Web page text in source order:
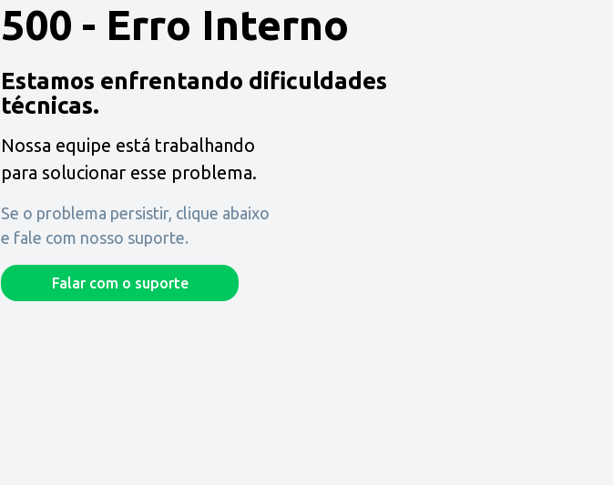
500 - Erro Interno
Estamos enfrentando dificuldades
técnicas.
Nossa equipe está trabalhando
para solucionar esse problema.
Se o problema persistir, clique abaixo
e fale com nosso suporte.
Falar com o suporte